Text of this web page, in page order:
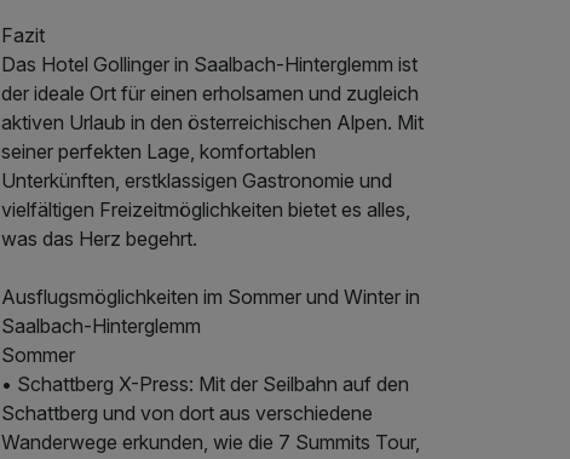
Fazit
Das Hotel Gollinger in Saalbach-Hinterglemm ist
der ideale Ort für einen erholsamen und zugleich
aktiven Urlaub in den österreichischen Alpen. Mit
seiner perfekten Lage, komfortablen
Unterkünften, erstklassigen Gastronomie und
vielfältigen Freizeitmöglichkeiten bietet es alles,
was das Herz begehrt.
Ausflugsmöglichkeiten im Sommer und Winter in
Saalbach-Hinterglemm
Sommer
• Schattberg X-Press: Mit der Seilbahn auf den
Schattberg und von dort aus verschiedene
Wanderwege erkunden, wie die 7 Summits Tour,